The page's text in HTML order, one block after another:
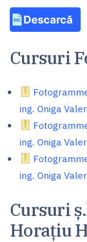
Descarcă
Cursuri
ing. Oniga
ing. Oniga
ing. Oniga
Cursuri
Horațiu